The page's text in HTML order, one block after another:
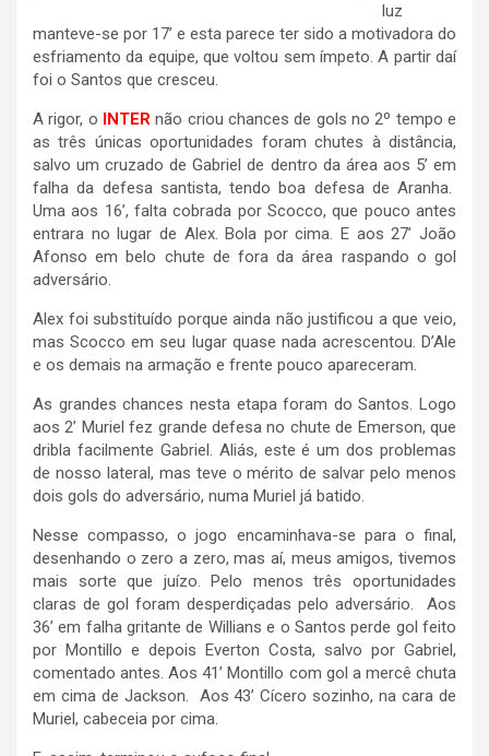
luz
manteve-se por 17’ e esta parece ter sido a motivadora do
esfriamento da equipe, que voltou sem ímpeto. A partir daí
foi o Santos que cresceu.
A rigor, o INTER não criou chances de gols no 2º tempo e
as três únicas oportunidades foram chutes à distância,
salvo um cruzado de Gabriel de dentro da área aos 5’ em
falha da defesa santista, tendo boa defesa de Aranha.
Uma aos 16’, falta cobrada por Scocco, que pouco antes
entrara no lugar de Alex. Bola por cima. E aos 27’ João
Afonso em belo chute de fora da área raspando o gol
adversário.
Alex foi substituído porque ainda não justificou a que veio,
mas Scocco em seu lugar quase nada acrescentou. D’Ale
e os demais na armação e frente pouco apareceram.
As grandes chances nesta etapa foram do Santos. Logo
aos 2’ Muriel fez grande defesa no chute de Emerson, que
dribla facilmente Gabriel. Aliás, este é um dos problemas
de nosso lateral, mas teve o mérito de salvar pelo menos
dois gols do adversário, numa Muriel já batido.
Nesse compasso, o jogo encaminhava-se para o final,
desenhando o zero a zero, mas aí, meus amigos, tivemos
mais sorte que juízo. Pelo menos três oportunidades
claras de gol foram desperdiçadas pelo adversário. Aos
36’ em falha gritante de Willians e o Santos perde gol feito
por Montillo e depois Everton Costa, salvo por Gabriel,
comentado antes. Aos 41’ Montillo com gol a mercê chuta
em cima de Jackson. Aos 43’ Cícero sozinho, na cara de
Muriel, cabeceia por cima.